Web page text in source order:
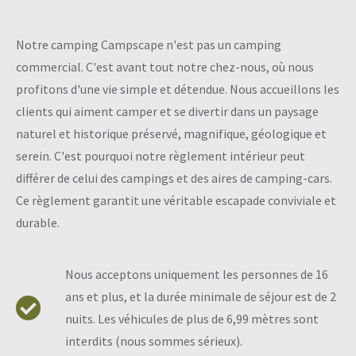
Notre camping Campscape n'est pas un camping
commercial. C'est avant tout notre chez-nous, où nous
profitons d'une vie simple et détendue. Nous accueillons les
clients qui aiment camper et se divertir dans un paysage
naturel et historique préservé, magnifique, géologique et
serein. C'est pourquoi notre règlement intérieur peut
différer de celui des campings et des aires de camping-cars.
Ce règlement garantit une véritable escapade conviviale et
durable.
Nous acceptons uniquement les personnes de 16
ans et plus, et la durée minimale de séjour est de 2
nuits. Les véhicules de plus de 6,99 mètres sont
interdits (nous sommes sérieux).